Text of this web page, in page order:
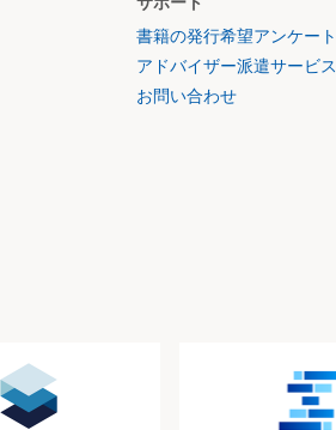
書籍の発行希望アンケート
アドバイザー派遣サービス
お問い合わせ